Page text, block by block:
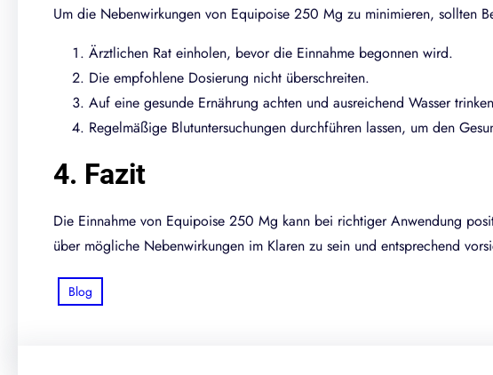
Um die Nebenwirkungen von Equipoise 250 Mg zu minimieren, sollten
Ärztlichen Rat einholen, bevor die Einnahme begonnen wird.
Die empfohlene Dosierung nicht überschreiten.
Auf eine gesunde Ernährung achten und ausreichend Wasser
Regelmäßige Blutuntersuchungen durchführen lassen, um den
4. Fazit
Die Einnahme von Equipoise 250 Mg kann bei richtiger Anwendung
über mögliche Nebenwirkungen im Klaren zu sein und entsprechend
Blog